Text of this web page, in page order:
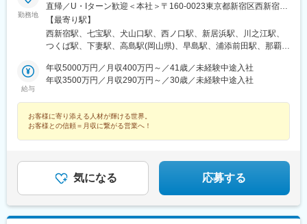
勤務地
直帰／U・Iターン歓迎＜本社＞〒160-0023東京都新宿区西新宿五
丁目1番1号 住友不動産新宿ファーストタワー3階※転居を伴う転
勤はありません。■その他勤務地・都内23区、関東のプロジェク
ト先やご希望の全国
【最寄り駅】
西新宿駅、七宝駅、犬山口駅、西ノ口駅、新居浜駅、川之江駅、
つくば駅、下妻駅、高島駅(岡山県)、早島駅、浦添前田駅、那覇空
くりこま高原駅、長町一丁目駅、宇治駅(奈良線)、久津川駅、山城
青谷駅、天ケ瀬駅、有佐駅、吉井駅(群馬県)、前橋大島駅、広駅、
駅(三重県)、三瀬谷駅、南鳥海駅、鶴岡駅、赤湯駅、奈古駅、日野
駅(滋賀県)、堅田駅、近江長岡駅、十文字駅、扇田駅、三ツ境駅、
公園駅、蛍池駅、津久見駅、松浦駅、石橋駅(長崎県)、上田駅、小
作駅、和泉多摩川駅、井荻駅、阿波山川駅、石井駅(徳島県)、南小
松島駅、ゆいの杜東駅、高久駅、五位堂駅、富雄駅、西加積駅、
東野尻駅、ハーモニーホール駅、遠賀川駅、行橋駅、糸島高校前
駅、保原駅、会津若松駅、原ノ町駅、山陽網干駅、三木駅(神戸電
給与
年収5000万円／月収400万円～／41歳／未経験中途入社
年収3500万円／月収290万円～／30歳／未経験中途入社
お客様に寄り添える人材が輝ける世界。
お客様との信頼＝月収に繋がる営業へ！
気になる 応募する